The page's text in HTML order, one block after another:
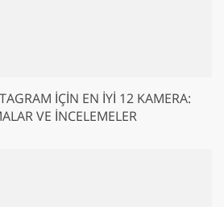
IÇIN EN İYI 12 KAMERA:
VE İNCELEMELER